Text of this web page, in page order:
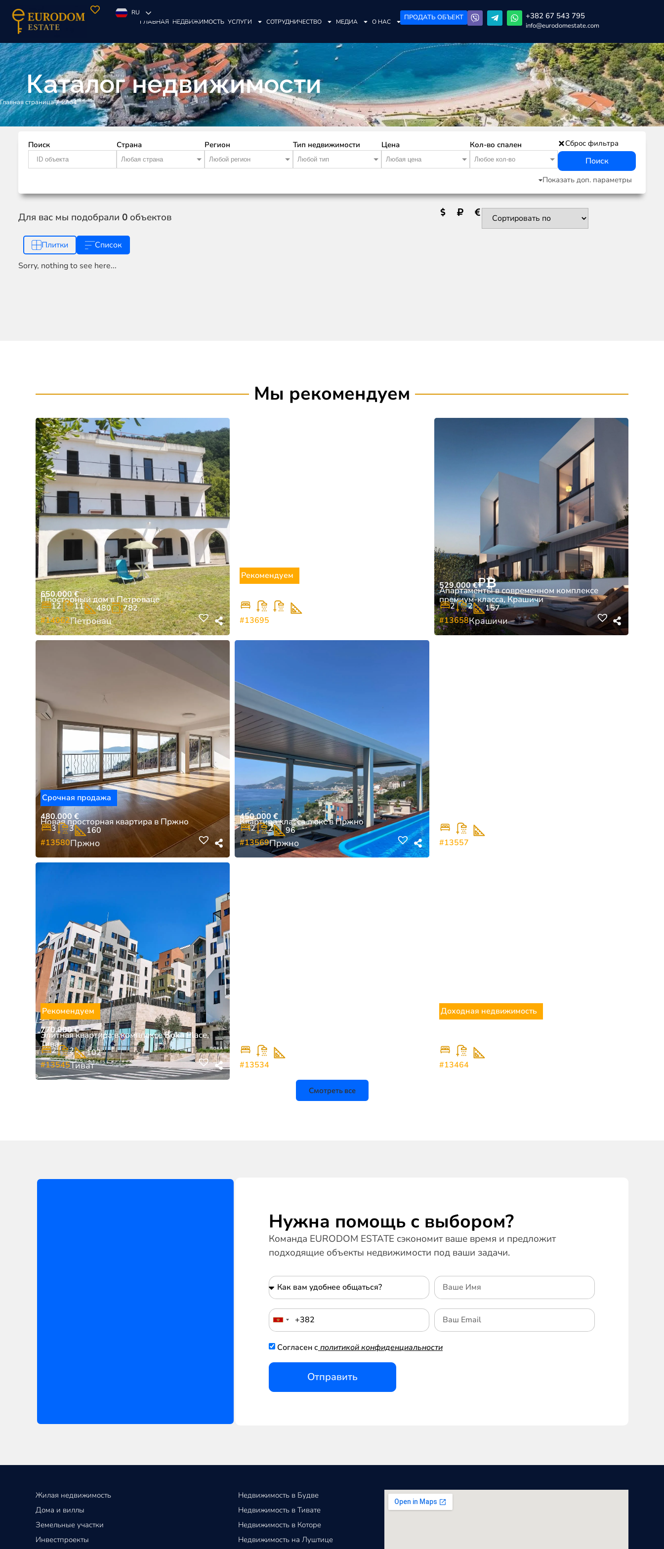
RU
ГЛАВНАЯ НЕДВИЖИМОСТЬ УСЛУГИ СОТРУДНИЧЕСТВО МЕДИА О НАС ПРОДАТЬ ОБЪЕКТ +382 67 543 795
info@eurodomestate.com
Каталог недвижимости
Главная страница/27-54
Поиск Страна
Любая страна
Регион
Любой регион
Тип недвижимости
Любой тип
Цена
Любая цена
Кол-во спален
Любое кол-во
Сброс фильтра
Поиск
Показать доп. параметры
Для вас мы подобрали 0 объектов
Плитки
Список
Sorry, nothing to see here...
Мы рекомендуем
650.000€
Просторный дом в Петроваце
12 11 480
782
#14062Петровац
Видовые квартиры в Боко-Которской бухте
#13695
Рекомендуем
529.000€₽₿
Апартаменты в современном комплексе
премиум-класса, Крашичи
2 2
157
#13658Крашичи
480.000€
Новая просторная квартира в Пржно
3 3
160
#13580Пржно
Срочная продажа
450.000€
Квартира класса люкс в Пржно
2 2
96
#13569Пржно
линии моря, Рафаилович...
2
#13557
770.000€
Элитная квартира в комплексе Boka Place,
Тиват
2 2
102
#13545Тиват
Рекомендуем
Просторная квартира в Будве, ЖК Нивель.
#13534
море в Пржно
3
#13464
Доходная недвижимость
Смотреть все
Нужна помощь с выбором?
Команда EURODOM ESTATE сэкономит ваше время и предложит
подходящие объекты недвижимости под ваши задачи.
Согласен с политикой конфиденциальности
Отправить
Жилая недвижимость
Дома и виллы
Земельные участки
Инвестпроекты
Недвижимость в Будве
Недвижимость в Тивате
Недвижимость в Которе
Недвижимость на Луштице